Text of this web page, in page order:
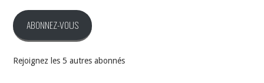
ABONNEZ-VOUS
Rejoignez les 5 autres abonnés